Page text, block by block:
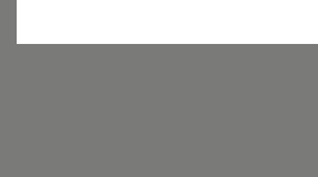
Vorgängermodelle